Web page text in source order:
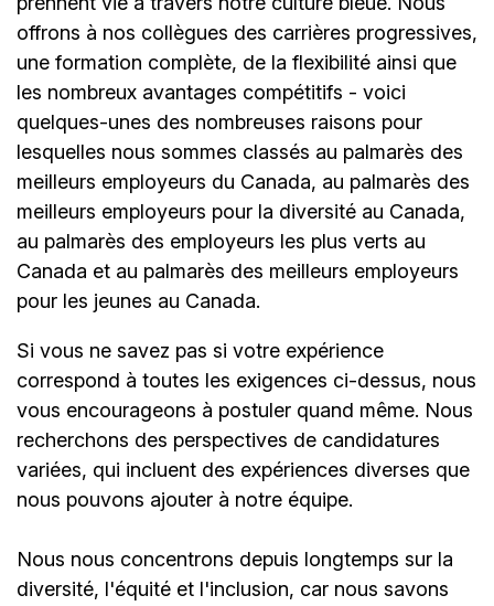
offrons à nos collègues des carrières progressives,
une formation complète, de la flexibilité ainsi que
les nombreux avantages compétitifs - voici
quelques-unes des nombreuses raisons pour
lesquelles nous sommes classés au palmarès des
meilleurs employeurs du Canada, au palmarès des
meilleurs employeurs pour la diversité au Canada,
au palmarès des employeurs les plus verts au
Canada et au palmarès des meilleurs employeurs
pour les jeunes au Canada.
Si vous ne savez pas si votre expérience
correspond à toutes les exigences ci-dessus, nous
vous encourageons à postuler quand même. Nous
recherchons des perspectives de candidatures
variées, qui incluent des expériences diverses que
nous pouvons ajouter à notre équipe.
Nous nous concentrons depuis longtemps sur la
diversité, l'équité et l'inclusion, car nous savons